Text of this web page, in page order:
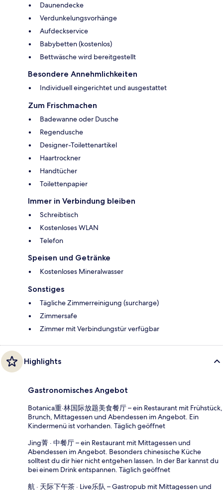
Daunendecke
Verdunkelungsvorhänge
Aufdeckservice
Babybetten (kostenlos)
Bettwäsche wird bereitgestellt
Besondere Annehmlichkeiten
Individuell eingerichtet und ausgestattet
Zum Frischmachen
Badewanne oder Dusche
Regendusche
Designer-Toilettenartikel
Haartrockner
Handtücher
Toilettenpapier
Immer in Verbindung bleiben
Schreibtisch
Kostenloses WLAN
Telefon
Speisen und Getränke
Kostenloses Mineralwasser
Sonstiges
Tägliche Zimmerreinigung (surcharge)
Zimmersafe
Zimmer mit Verbindungstür verfügbar
Highlights
Gastronomisches Angebot
Botanica重·林国际放题美食餐厅 – ein Restaurant mit Frühstück,
Brunch, Mittagessen und Abendessen im Angebot. Ein
Kindermenü ist vorhanden. Täglich geöffnet
Jing菁 · 中餐厅 – ein Restaurant mit Mittagessen und
Abendessen im Angebot. Besonders chinesische Küche
solltest du dir hier nicht entgehen lassen. In der Bar kannst du
bei einem Drink entspannen. Täglich geöffnet
航 · 天际下午茶 · Live乐队 – Gastropub mit Mittagessen und